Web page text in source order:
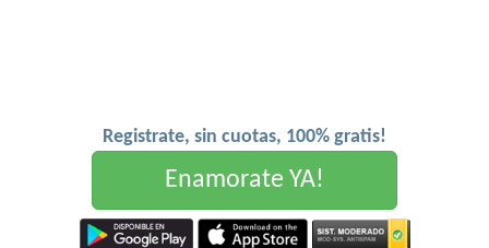
Registrate, sin cuotas, 100% gratis!
Enamorate YA!